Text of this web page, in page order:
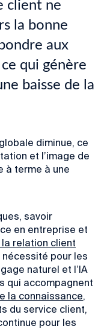
client ne
la bonne
aux
qui génère
baisse de la
diminue, ce
et l’image de
à terme à une
savoir
en entreprise et
relation client
pour les
naturel et l’IA
qui accompagnent
la connaissance
du service client,
pour les